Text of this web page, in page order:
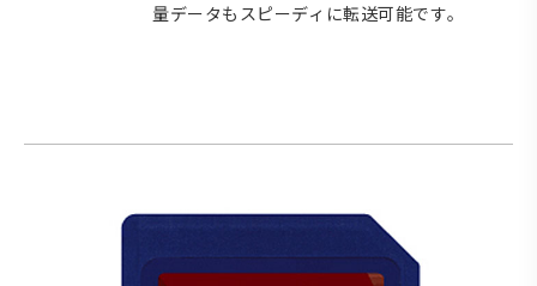
量データもスピーディに転送可能です。